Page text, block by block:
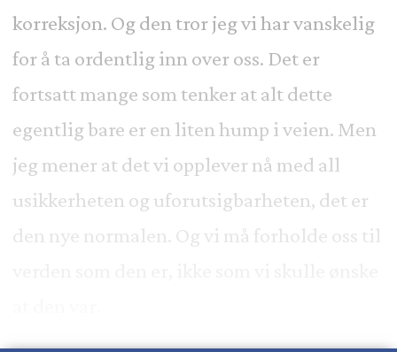
korreksjon. Og den tror jeg vi har vanskelig
for å ta ordentlig inn over oss. Det er
fortsatt mange som tenker at alt dette
egentlig bare er en liten hump i veien. Men
jeg mener at det vi opplever nå med all
usikkerheten og uforutsigbarheten, det er
den nye normalen. Og vi må forholde oss til